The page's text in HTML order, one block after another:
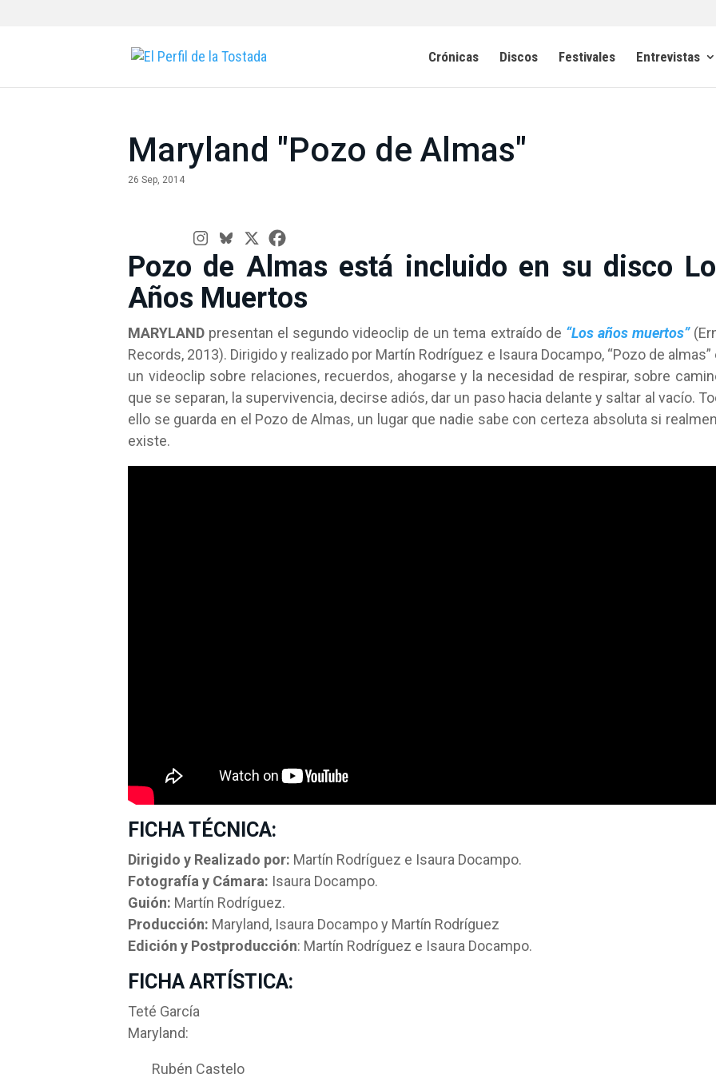
Crónicas Discos Festivales Entrevistas
Maryland "Pozo de Almas"
26 Sep, 2014
Pozo de Almas está incluido en su disco
Años Muertos
MARYLAND presentan el segundo videoclip de un tema extraído de “Los años muertos”
Records, 2013). Dirigido y realizado por Martín Rodríguez e Isaura Docampo, “Pozo de almas”
un videoclip sobre relaciones, recuerdos, ahogarse y la necesidad de respirar, sobre
que se separan, la supervivencia, decirse adiós, dar un paso hacia delante y saltar al vacío.
ello se guarda en el Pozo de Almas, un lugar que nadie sabe con certeza absoluta si
existe.
FICHA TÉCNICA:
Dirigido y Realizado por: Martín Rodríguez e Isaura Docampo.
Fotografía y Cámara: Isaura Docampo.
Guión: Martín Rodríguez.
Producción: Maryland, Isaura Docampo y Martín Rodríguez
Edición y Postproducción: Martín Rodríguez e Isaura Docampo.
FICHA ARTÍSTICA:
Teté García
Maryland:
Rubén Castelo